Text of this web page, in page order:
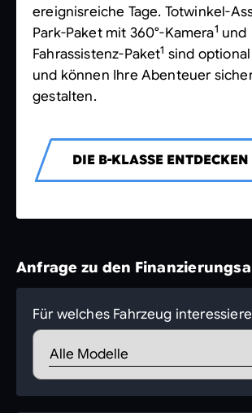
ereignisreiche Tage. Totwinkel-
Park-Paket mit 360°-Kamera1 und
Fahrassistenz-Paket1 sind
und können Ihre Abenteuer
gestalten.
DIE B-KLASSE ENTDECKEN
Anfrage zu den
Für welches Fahrzeug